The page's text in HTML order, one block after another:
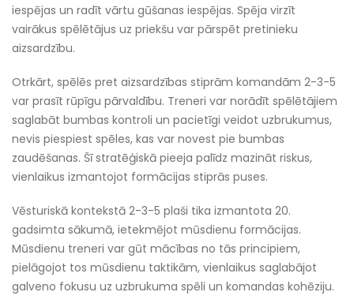
iespējas un radīt vārtu gūšanas iespējas. Spēja virzīt
vairākus spēlētājus uz priekšu var pārspēt pretinieku
aizsardzību.
Otrkārt, spēlēs pret aizsardzības stiprām komandām 2-3-5
var prasīt rūpīgu pārvaldību. Treneri var norādīt spēlētājiem
saglabāt bumbas kontroli un pacietīgi veidot uzbrukumus,
nevis piespiest spēles, kas var novest pie bumbas
zaudēšanas. Šī stratēģiskā pieeja palīdz mazināt riskus,
vienlaikus izmantojot formācijas stiprās puses.
Vēsturiskā kontekstā 2-3-5 plaši tika izmantota 20.
gadsimta sākumā, ietekmējot mūsdienu formācijas.
Mūsdienu treneri var gūt mācības no tās principiem,
pielāgojot tos mūsdienu taktikām, vienlaikus saglabājot
galveno fokusu uz uzbrukuma spēli un komandas kohēziju.